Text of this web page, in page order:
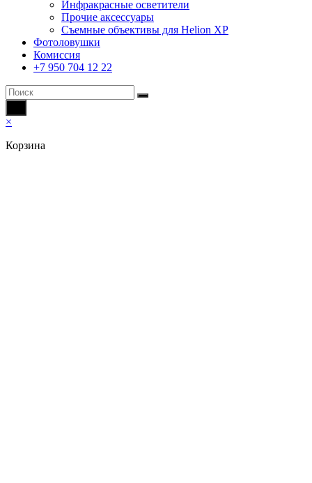
Инфракрасные осветители
Прочие аксессуары
Съемные объективы для Helion XP
Фотоловушки
Комиссия
+7 950 704 12 22
×
Корзина